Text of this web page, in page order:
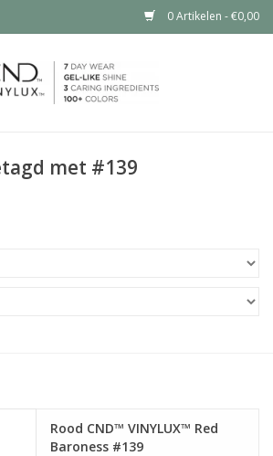
0 Artikelen - €0,00
met #139
Rood CND™ VINYLUX™ Red
Baroness #139